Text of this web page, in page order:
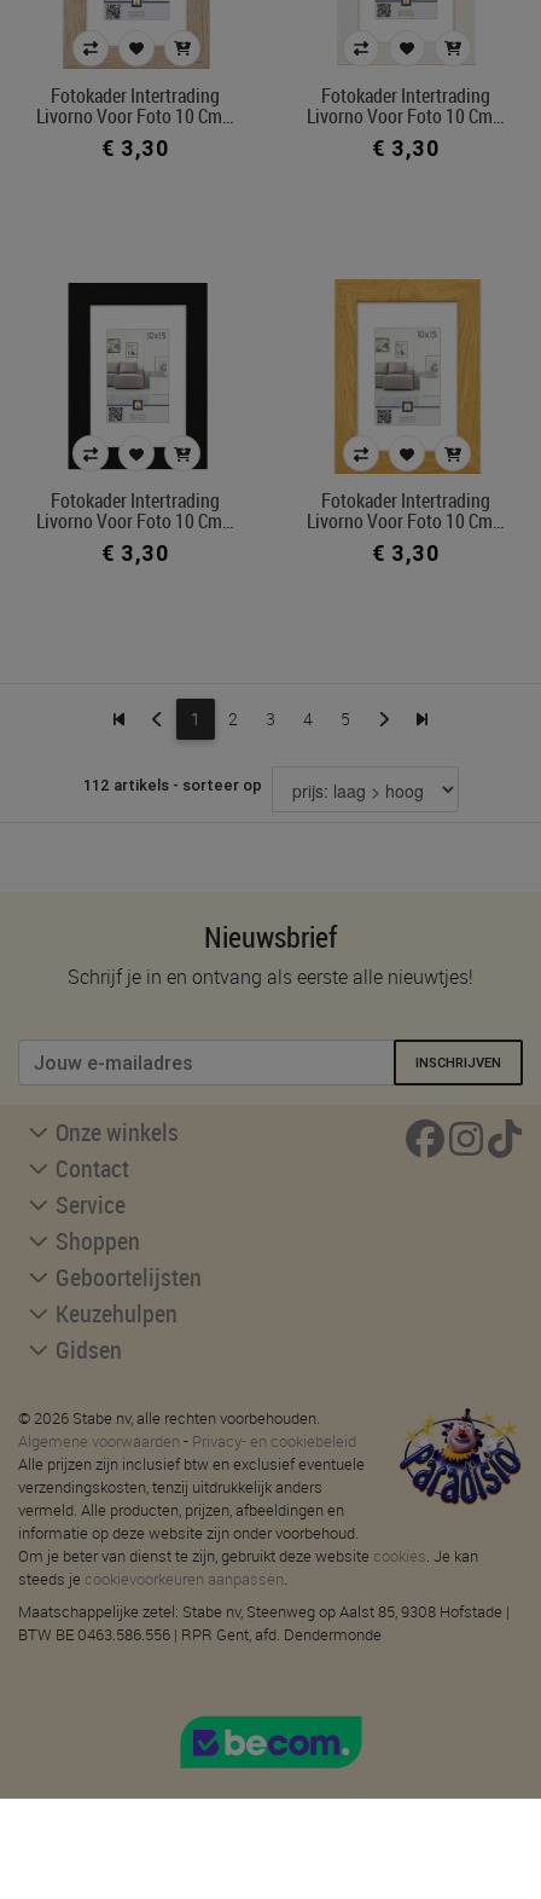
Fotokader Intertrading
Livorno Voor Foto 10 Cm…
€ 3,30
Fotokader Intertrading
Livorno Voor Foto 10 Cm…
€ 3,30
Fotokader Intertrading
Livorno Voor Foto 10 Cm…
€ 3,30
Fotokader Intertrading
Livorno Voor Foto 10 Cm…
€ 3,30
1 2 3 4 5
112 artikels - sorteer op
Nieuwsbrief
Schrijf je in en ontvang als eerste alle nieuwtjes!
INSCHRIJVEN
Onze winkels
Contact
Service
Shoppen
Geboortelijsten
Keuzehulpen
Gidsen
© 2026 Stabe nv, alle rechten voorbehouden.
Algemene voorwaarden - Privacy- en cookiebeleid
Alle prijzen zijn inclusief btw en exclusief eventuele
verzendingskosten, tenzij uitdrukkelijk anders
vermeld. Alle producten, prijzen, afbeeldingen en
informatie op deze website zijn onder voorbehoud.
Om je beter van dienst te zijn, gebruikt deze website cookies. Je kan
steeds je cookievoorkeuren aanpassen.
Maatschappelijke zetel: Stabe nv, Steenweg op Aalst 85, 9308 Hofstade |
BTW BE 0463.586.556 | RPR Gent, afd. Dendermonde